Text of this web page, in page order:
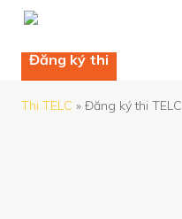
Skip
main
content
Giới thiệu
Đăng ký thi
Thi TELC » Đăng ký thi TELC